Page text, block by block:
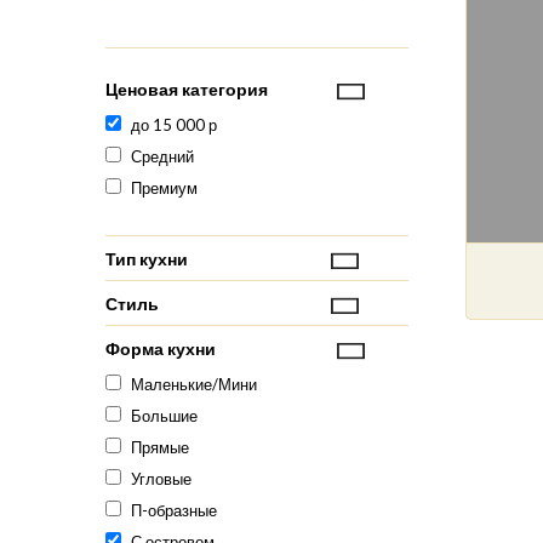
Ценовая категория
до 15 000 р
Средний
Премиум
Тип кухни
Стиль
Форма кухни
Маленькие/Мини
Большие
Прямые
Угловые
П-образные